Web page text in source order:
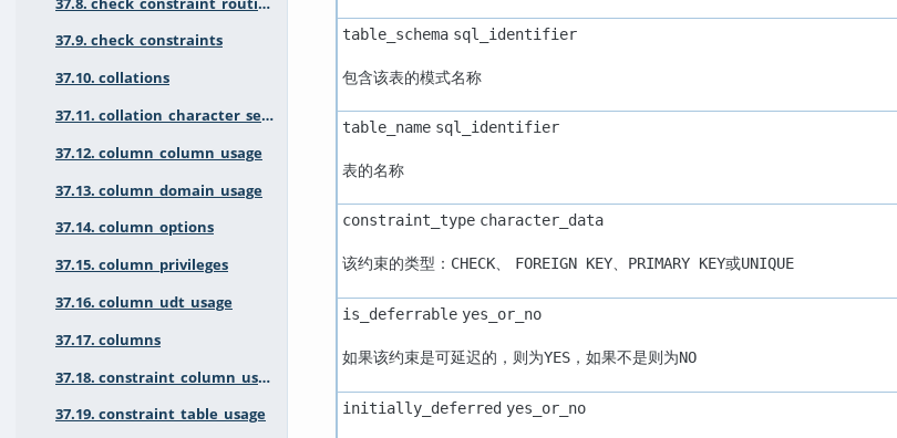
37.9. check_constraints
37.10. collations
37.11. collation_character_set_applicability
37.12. column_column_usage
37.13. column_domain_usage
37.14. column_options
37.15. column_privileges
37.16. column_udt_usage
37.17. columns
37.18. constraint_column_usage
37.19. constraint_table_usage
table_schema sql_identifier
包含该表的模式名称
table_name sql_identifier
表的名称
constraint_type character_data
该约束的类型： CHECK、 FOREIGN KEY、 PRIMARY KEY或UNIQUE
is_deferrable yes_or_no
如果该约束是可延迟的，则为YES，如果不是则为NO
initially_deferred yes_or_no